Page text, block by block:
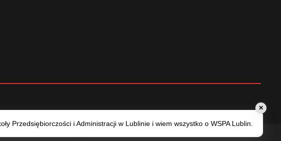
✕
Przedsiębiorczości i Administracji w Lublinie i wiem wszystko o WSPA Lublin.